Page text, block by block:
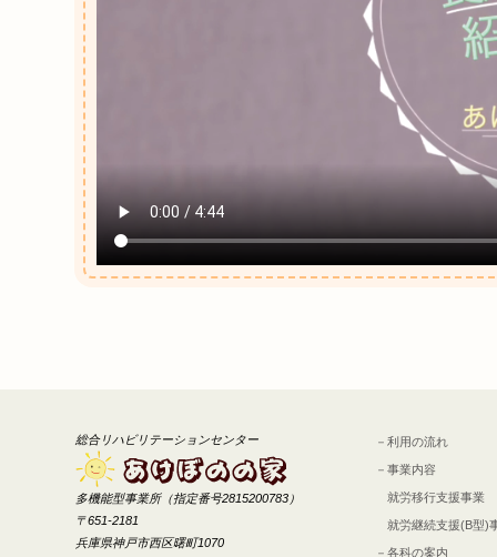
総合リハビリテーションセンター
多機能型事業所（指定番号2815200783）
〒651-2181
兵庫県神戸市西区曙町1070
－利用の流れ
－事業内容
就労移行支援事業
就労継続支援(B型)
－各科の案内